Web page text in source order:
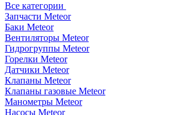
Все категории
Запчасти Meteor
Баки Meteor
Вентиляторы Meteor
Гидрогруппы Meteor
Горелки Meteor
Датчики Meteor
Клапаны Meteor
Клапаны газовые Meteor
Манометры Meteor
Насосы Meteor